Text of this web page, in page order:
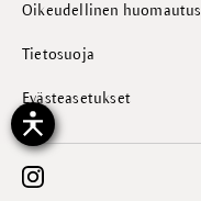
Oikeudellinen huomautus
Tietosuoja
Evästeasetukset